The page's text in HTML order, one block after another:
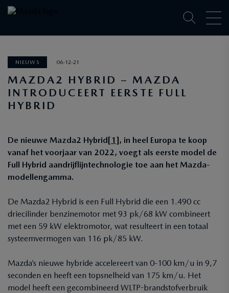
NIEUWS 06-12-21
MAZDA2 HYBRID – MAZDA
INTRODUCEERT EERSTE FULL
HYBRID
De nieuwe Mazda2 Hybrid[1], in heel Europa te koop
vanaf het voorjaar van 2022, voegt als eerste model de
Full Hybrid aandrijflijntechnologie toe aan het Mazda-
modellengamma.
De Mazda2 Hybrid is een Full Hybrid die een 1.490 cc
driecilinder benzinemotor met 93 pk/68 kW combineert
met een 59 kW elektromotor, wat resulteert in een totaal
systeemvermogen van 116 pk/85 kW.
Mazda’s nieuwe hybride accelereert van 0-100 km/u in 9,7
seconden en heeft een topsnelheid van 175 km/u. Het
model heeft een gecombineerd WLTP-brandstofverbruik